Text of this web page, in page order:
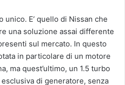
E’ quello di Nissan che
una soluzione assai differente
sul mercato. In questo
in particolare di un motore
ma quest’ultimo, un 1.5 turbo
di generatore, senza